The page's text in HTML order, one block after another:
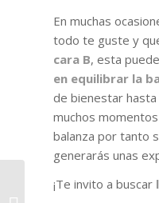
En muchas
todo te guste y
cara B, esta
en equilibrar la
de bienestar hasta
muchos
balanza por tanto
generarás unas
¡Te invito a buscar
Las «súper» mujeres